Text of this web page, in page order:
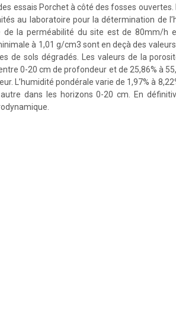
essais Porchet à côté des fosses ouvertes.
au laboratoire pour la détermination de
de la perméabilité du site est de 80mm/h
à 1,01 g/cm3 sont en deçà des
de sols dégradés. Les valeurs de la
0-20 cm de profondeur et de 25,86% à
L’humidité pondérale varie de 1,97% à
dans les horizons 0-20 cm. En